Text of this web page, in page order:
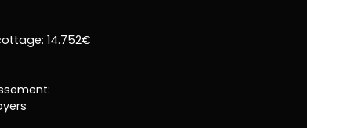
14.752€